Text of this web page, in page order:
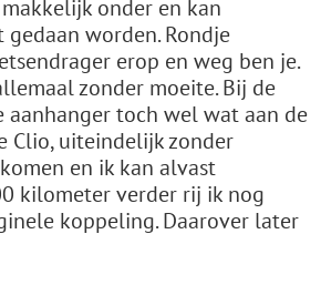
onder en kan
worden. Rondje
erop en weg ben je.
zonder moeite. Bij de
aanhanger toch wel wat aan de
Clio, uiteindelijk zonder
en ik kan alvast
kilometer verder rij ik nog
koppeling. Daarover later